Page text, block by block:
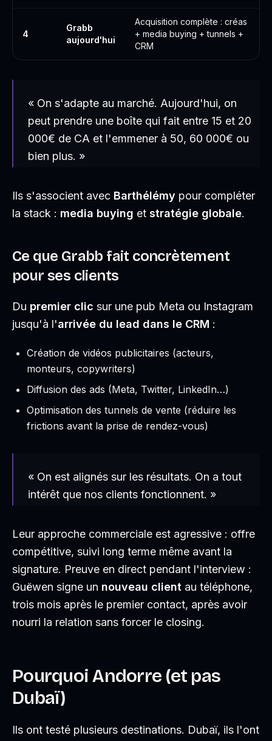
4
Grabb
aujourd'hui
Acquisition complète : créas
+ media buying + tunnels +
CRM
« On s'adapte au marché. Aujourd'hui, on
peut prendre une boîte qui fait entre 15 et 20
000€ de CA et l'emmener à 50, 60 000€ ou
bien plus. »
Ils s'associent avec Barthélémy pour compléter
la stack : media buying et stratégie globale.
Ce que Grabb fait concrètement
pour ses clients
Du premier clic sur une pub Meta ou Instagram
jusqu'à l'arrivée du lead dans le CRM :
Création de vidéos publicitaires (acteurs,
monteurs, copywriters)
Diffusion des ads (Meta, Twitter, LinkedIn…)
Optimisation des tunnels de vente (réduire les
frictions avant la prise de rendez-vous)
« On est alignés sur les résultats. On a tout
intérêt que nos clients fonctionnent. »
Leur approche commerciale est agressive : offre
compétitive, suivi long terme même avant la
signature. Preuve en direct pendant l'interview :
Guëwen signe un nouveau client au téléphone,
trois mois après le premier contact, après avoir
nourri la relation sans forcer le closing.
Pourquoi Andorre (et pas
Dubaï)
Ils ont testé plusieurs destinations. Dubaï, ils l'ont